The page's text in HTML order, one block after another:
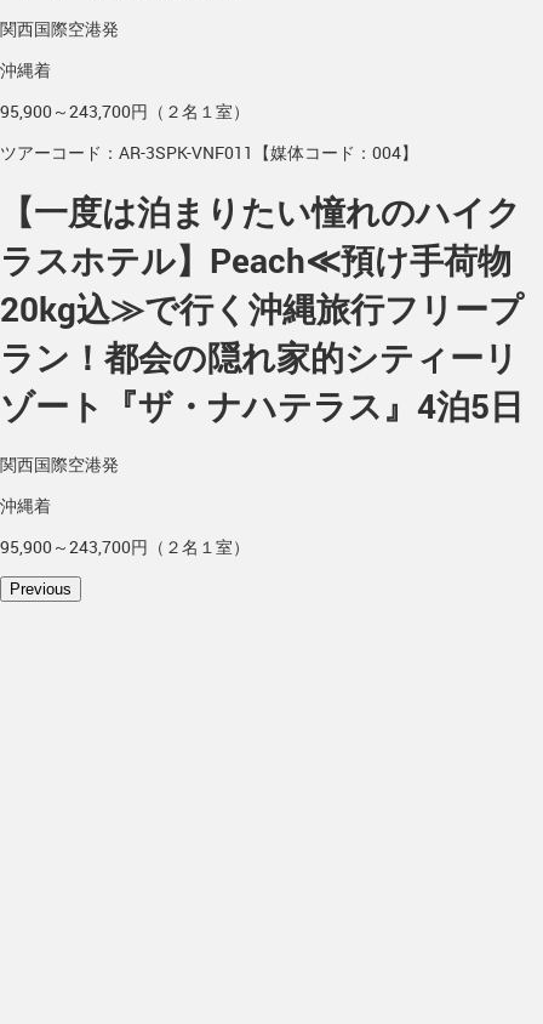
関西国際空港発
沖縄着
95,900～243,700円（２名１室）
ツアーコード：AR-3SPK-VNF011【媒体コード：004】
【一度は泊まりたい憧れのハイク
ラスホテル】Peach≪預け手荷物
20kg込≫で行く沖縄旅行フリープ
ラン！都会の隠れ家的シティーリ
ゾート『ザ・ナハテラス』4泊5日
関西国際空港発
沖縄着
95,900～243,700円（２名１室）
Previous